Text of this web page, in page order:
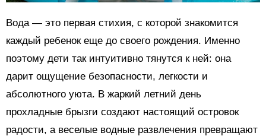
Вода — это первая стихия, с которой знакомится
каждый ребенок еще до своего рождения. Именно
поэтому дети так интуитивно тянутся к ней: она
дарит ощущение безопасности, легкости и
абсолютного уюта. В жаркий летний день
прохладные брызги создают настоящий островок
радости, а веселые водные развлечения превращают